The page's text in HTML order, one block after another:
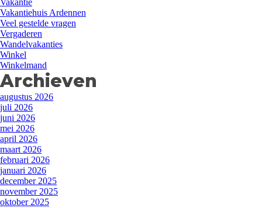
Vakantie
Vakantiehuis Ardennen
Veel gestelde vragen
Vergaderen
Wandelvakanties
Winkel
Winkelmand
Archieven
augustus 2026
juli 2026
juni 2026
mei 2026
april 2026
maart 2026
februari 2026
januari 2026
december 2025
november 2025
oktober 2025